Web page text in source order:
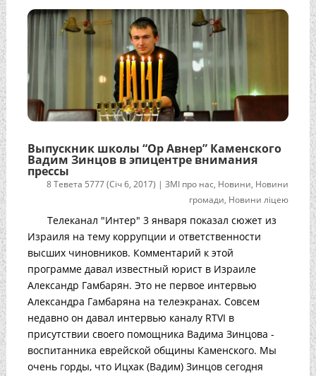
Выпускник школы “Ор Авнер” Каменского
Вадим Зинцов в эпицентре внимания
прессы
8 Тевета 5777 (Січ 6, 2017) |ЗМІ про нас, Новини, Новини
громади, Новини ліцею
Телеканал "Интер" 3 января показал сюжет из
Израиля на тему коррупции и ответственности
высших чиновников. Комментарий к этой
программе давал известный юрист в Израиле
Александр Гамбарян. Это не первое интервью
Александра Гамбаряна на телеэкранах. Совсем
недавно он давал интервью каналу RTVI в
присутствии своего помощника Вадима Зинцова -
воспитанника еврейской общины Каменского. Мы
очень горды, что Ицхак (Вадим) Зинцов сегодня